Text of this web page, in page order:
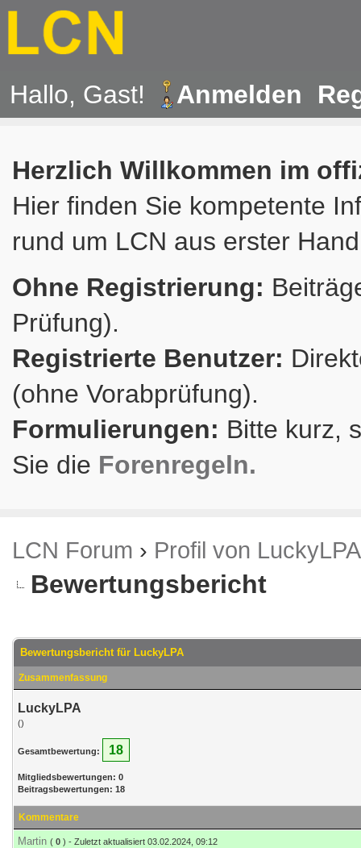
Hallo, Gast! Anmelden
Herzlich Willkommen im
Hier finden Sie kompetente
rund um LCN aus erster
Ohne Registrierung:
Prüfung).
Registrierte Benutzer:
(ohne Vorabprüfung).
Formulierungen: Bitte kurz,
Sie die Forenregeln.
LCN Forum › Profil von LuckyLPA
Bewertungsbericht
Bewertungsbericht für LuckyLPA
Zusammenfassung
LuckyLPA
()
Gesamtbewertung: 18
Mitgliedsbewertungen: 0
Beitragsbewertungen: 18
Kommentare
Martin ( 0 ) - Zuletzt aktualisiert 03.02.2024, 09:12